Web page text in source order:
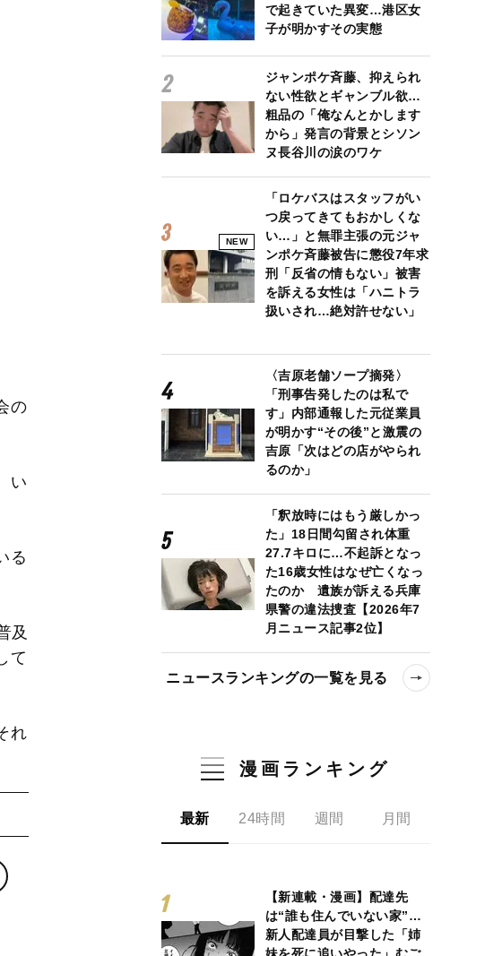
の
い
る
及
て
れ
で起きていた異変…港区女
子が明かすその実態
ジャンポケ斉藤、抑えられ
ない性欲とギャンブル欲…
粗品の「俺なんとかします
から」発言の背景とシソン
ヌ長谷川の涙のワケ
NEW
「ロケバスはスタッフがい
つ戻ってきてもおかしくな
い…」と無罪主張の元ジャ
ンポケ斉藤被告に懲役7年求
刑「反省の情もない」被害
を訴える女性は「ハニトラ
扱いされ…絶対許せない」
〈吉原老舗ソープ摘発〉
「刑事告発したのは私で
す」内部通報した元従業員
が明かす“その後”と激震の
吉原「次はどの店がやられ
るのか」
「釈放時にはもう厳しかっ
た」18日間勾留され体重
27.7キロに…不起訴となっ
た16歳女性はなぜ亡くなっ
たのか 遺族が訴える兵庫
県警の違法捜査【2026年7
月ニュース記事2位】
ニュースランキングの一覧を見る
漫画ランキング
最新 24時間 週間 月間
【新連載・漫画】配達先
は“誰も住んでいない家”…
新人配達員が目撃した「姉
妹を死に追いやった」むご